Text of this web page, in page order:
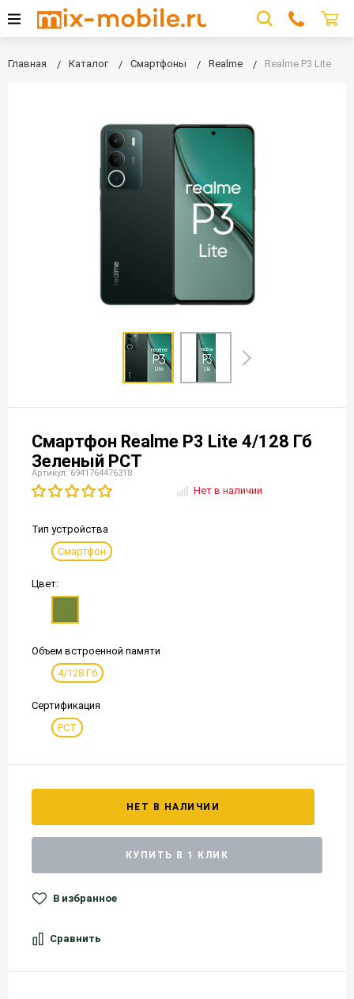
Главная Каталог Смартфоны Realme Realme P3 Lite
Смартфон Realme P3 Lite 4/128 Гб
Зеленый РСТ
Артикул: 6941764476318
Нет в наличии
Тип устройства
Смартфон
Цвет:
Объем встроенной памяти
4/128 Гб
Сертификация
РСТ
НЕТ В НАЛИЧИИ
КУПИТЬ В 1 КЛИК
В избранное
Сравнить